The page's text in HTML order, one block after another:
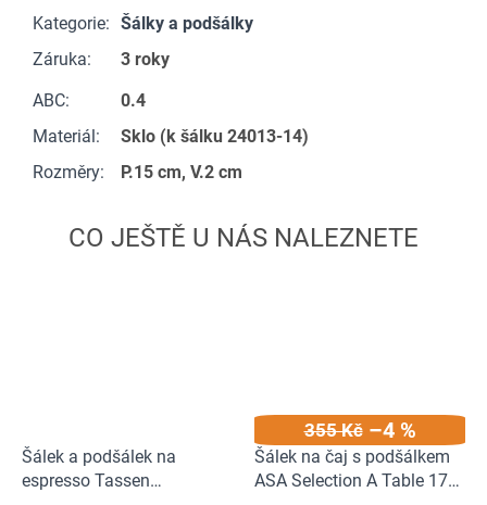
Kategorie: Šálky a podšálky
Záruka:
3 roky
ABC:
0.4
Materiál :
Sklo (k šálku 24013-14)
Rozměry: P.15 cm, V.2 cm
Šálek a podšálek na
espresso Tassen
355 Kč –4 %
Šálek na čaj s podšálkem
ASA Selection A Table 170